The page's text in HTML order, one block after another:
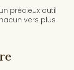
précieux outil
vers plus